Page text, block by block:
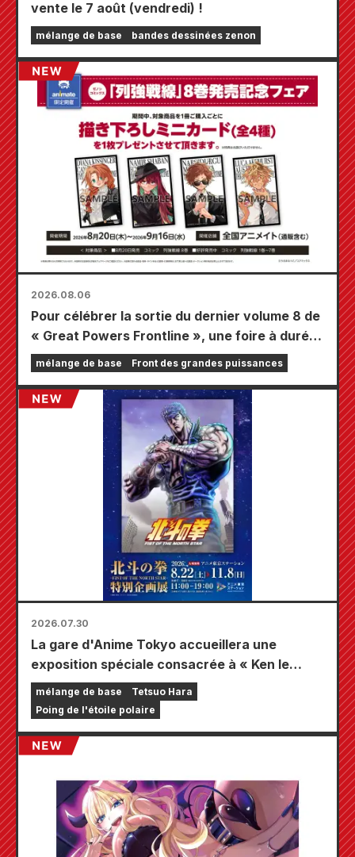
vente le 7 août (vendredi) !
mélange de base bandes dessinées zenon
2026.08.06
Pour célébrer la sortie du dernier volume 8 de
« Great Powers Frontline », une foire à durée
limitée se tiendra dans les magasins Animate
à travers le pays à partir du 20 août, où vous
pourrez obtenir une mini-carte spécialement
dessinée (4 types au total) !
mélange de base Front des grandes puissances
2026.07.30
La gare d'Anime Tokyo accueillera une
exposition spéciale consacrée à « Ken le
Survivant » !!
mélange de base
Tetsuo Hara
Poing de l'étoile polaire